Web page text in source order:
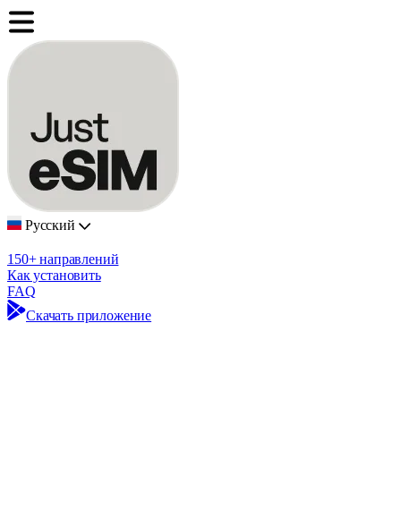
Русский
150+ направлений
Как установить
FAQ
Скачать приложение